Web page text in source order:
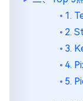
1.
2.
3.
4.
5.